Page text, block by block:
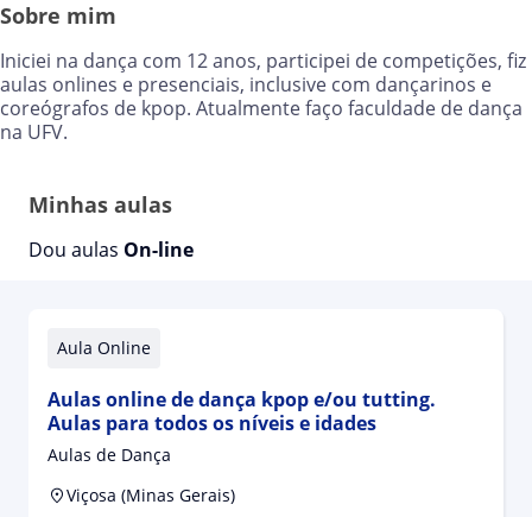
Sobre mim
Iniciei na dança com 12 anos, participei de competições, fiz
aulas onlines e presenciais, inclusive com dançarinos e
coreógrafos de kpop. Atualmente faço faculdade de dança
na UFV.
Minhas aulas
Dou aulas On-line
Aula Online
Aulas online de dança kpop e/ou tutting.
Aulas para todos os níveis e idades
Aulas de Dança
Viçosa (Minas Gerais)